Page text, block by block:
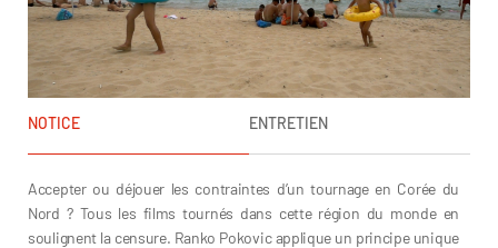
NOTICE ENTRETIEN
Accepter ou déjouer les contraintes d’un tournage en Corée du
Nord ? Tous les films tournés dans cette région du monde en
soulignent la censure. Ranko Pokovic applique un principe unique